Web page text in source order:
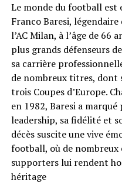
Le monde du football est
Franco Baresi,
l’AC Milan, à l’âge de 66
plus grands défenseurs
sa carrière
de nombreux titres, dont
trois Coupes d’Europe.
en 1982, Baresi a
leadership, sa fidélité et
décès suscite une vive
football, où de nombreux
supporters lui rendent
héritage